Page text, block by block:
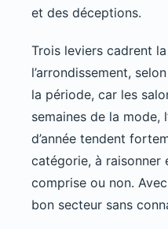
et des déceptions.
Trois leviers cadrent
l’arrondissement,
la période, car les
semaines de la mode,
d’année tendent
catégorie, à raisonner
comprise ou non.
bon secteur sans